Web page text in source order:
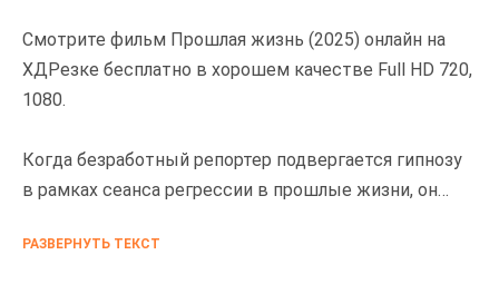
Смотрите фильм Прошлая жизнь (2025) онлайн на
ХДРезке бесплатно в хорошем качестве Full HD 720,
1080.
Когда безработный репортер подвергается гипнозу
в рамках сеанса регрессии в прошлые жизни, он
королевской семье или о какой-то другой
РАЗВЕРНУТЬ ТЕКСТ